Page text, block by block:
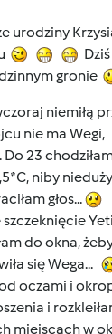
urodziny
gronie
niemiłą
nie ma Wegi,
Do 23
niby
głos...
szczeknięcie
do okna,
się Wega...
oczami i
i
miejscach w